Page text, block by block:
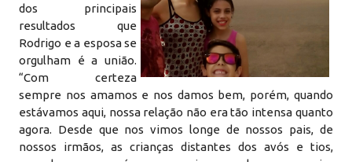
dos principais
resultados que
Rodrigo e a esposa se
orgulham é a união.
“Com certeza
sempre nos amamos e nos damos bem, porém, quando
estávamos aqui, nossa relação não era tão intensa quanto
agora. Desde que nos vimos longe de nossos pais, de
nossos irmãos, as crianças distantes dos avós e tios,